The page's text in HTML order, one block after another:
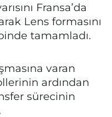
Fransa’da
Lens formasını
tamamladı.
varan
ardından
sürecinin